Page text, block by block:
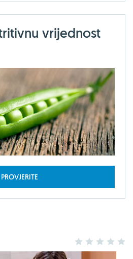
vrijednost
PROVJERITE
2 3 4